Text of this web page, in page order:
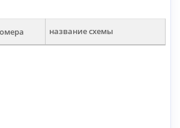
название схемы